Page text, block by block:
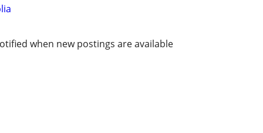
when new postings are available